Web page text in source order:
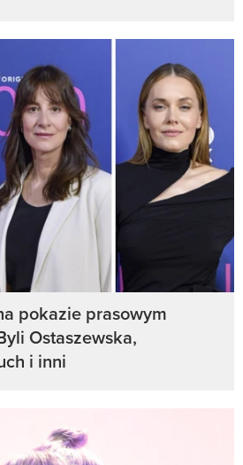
pokazie prasowym
Ostaszewska,
i inni